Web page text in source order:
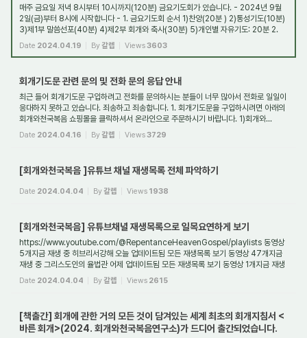
매주 금요일 저녁 8시부터 10시까지(120분) 금요기도회가 있습니다. - 2024년 9월
2일(금)부터 8시에 시작합니다 - 1. 금요기도회 순서 1)찬양(20분 ) 2)통성기도(10분)
3)제1부 말씀선포(40분) 4)제2부 회개와 축사(30분) 5)개인별 자유기도: 20분 2.
Date 2024.04.19 By갈렙 Views3603
회개기도문 관련 문의 및 전화 문의 응답 안내
최근 들어 회개기도문 구입하려고 전화를 문의하시는 분들이 너무 많아서 전화로 일일이
응대하지 못하고 있습니다. 죄송하고 죄송합니다. 1. 회개기도문을 구입하시려면 아래의
회개와천국복음 쇼핑몰을 클릭하셔서 온라인으로 주문하시기 바랍니다. 1)회개와...
Date 2024.04.16 By갈렙 Views3729
[회개와천국복음 ]유튜브 채널 재생목록 전체 파악하기
Date 2024.04.04 By갈렙 Views 1938
[회개와천국복음] 유튜브채녈 재생목록으로 일목요연하게 보기
https://www.youtube.com/@RepentanceHeavenGospel/playlists 동영상
5개지금 재생 중 히브리서강해 오늘 업데이트됨 모든 재생목록 보기 동영상 47개지금
재생 중 그리스도인의 율법관 어제 업데이트됨 모든 재생목록 보기 동영상 1개지금 재생
Date 2024.04.04 By갈렙 Views 2615
[책출간] 회개에 관한 거의 모든 것이 담겨있는 세계 최초의 회개지침서 <
바른 회개>(2024. 회개와천국복음연구소)가 드디어 출간되었습니다.